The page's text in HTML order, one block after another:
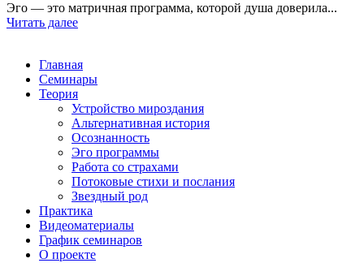
Эго — это матричная программа, которой душа доверила...
Читать далее
Главная
Семинары
Теория
Устройство мироздания
Альтернативная история
Осознанность
Эго программы
Работа со страхами
Потоковые стихи и послания
Звездный род
Практика
Видеоматериалы
График семинаров
О проекте